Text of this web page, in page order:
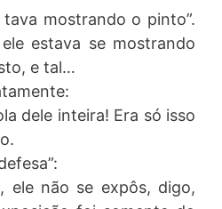
tava mostrando o pinto”.
estava se mostrando
e tal…
dele inteira! Era só isso
ele não se expôs, digo,